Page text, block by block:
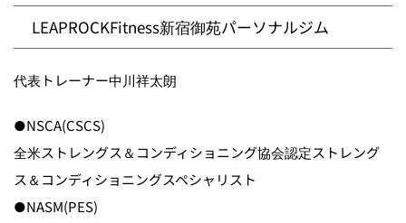
LEAPROCKFitness新宿御苑パーソナルジム
代表トレーナー中川祥太朗
●NSCA(CSCS)
全米ストレングス＆コンディショニング協会認定ストレング
ス＆コンディショニングスペシャリスト
●NASM(PES)